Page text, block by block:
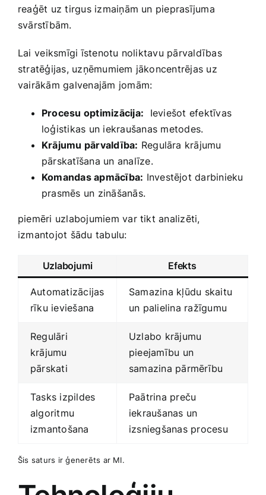
reaģēt uz ‍tirgus izmaiņām un pieprasījuma
svārstībām.
Lai ⁢veiksmīgi īstenotu noliktavu pārvaldības
stratēģijas, uzņēmumiem ​jākoncentrējas ​uz⁤
vairākām galvenajām jomām:
Procesu optimizācija: ⁣ Ieviešot efektīvas
loģistikas un iekraušanas ⁢metodes.
Krājumu pārvaldība: Regulāra krājumu
pārskatīšana un analīze.
Komandas apmācība: Investējot darbinieku
prasmēs un zināšanās.
piemēri uzlabojumiem var tikt analizēti,
izmantojot šādu tabulu:
Uzlabojumi Efekts
Automatizācijas
rīku ieviešana
Samazina kļūdu skaitu
‍un palielina ražīgumu
Regulāri
krājumu
pārskati
Uzlabo krājumu
pieejamību un
samazina‍ pārmērību
Tasks izpildes
algoritmu
izmantošana
Paātrina preču
iekraušanas un
izsniegšanas procesu
Šis saturs ir ģenerēts ar MI.